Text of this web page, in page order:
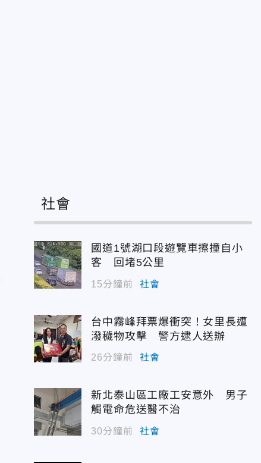
社會
國道1號湖口段遊覽車擦撞自小
客 回堵5公里
15分鐘前 社會
台中霧峰拜票爆衝突！女里長遭
潑穢物攻擊 警方逮人送辦
26分鐘前 社會
新北泰山區工廠工安意外 男子
觸電命危送醫不治
30分鐘前 社會